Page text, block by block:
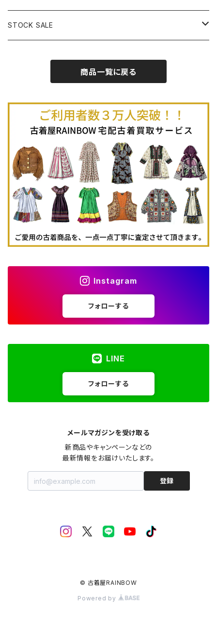
古着オーバーオール
古着半袖Ｔシャツ
古着キャミソール
古着ポロシャツ
古着長袖ポロシャツ
古着スウェット
古着パーカー
古着タンクトップ
古着ニットアウター
古着ヘビージャケット
古着羽織り
古着膝丈スカート (丈56-75cm)
古着ミニ丈スカート (丈56-75cm)
古着ロング丈パンツ
STOCK SALE
Autumn / Winter
商品一覧に戻る
Instagram
フォローする
LINE
フォローする
メールマガジンを受け取る
新商品やキャンペーンなどの
最新情報をお届けいたします。
登録
© 古着屋RAINBOW
Powered by